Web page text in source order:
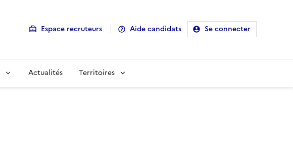
Espace recruteurs Aide candidats Se connecter
Actualités Territoires